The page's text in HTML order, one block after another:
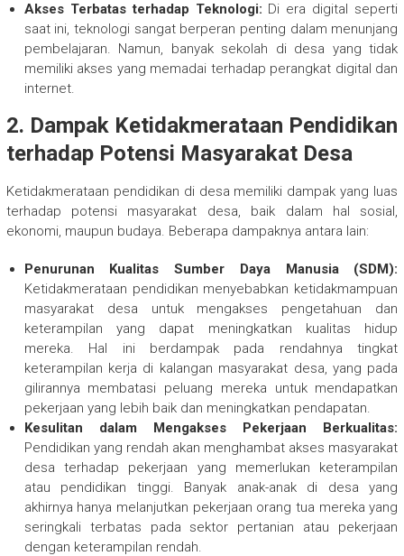
Akses Terbatas terhadap Teknologi: Di era digital seperti
saat ini, teknologi sangat berperan penting dalam menunjang
pembelajaran. Namun, banyak sekolah di desa yang tidak
memiliki akses yang memadai terhadap perangkat digital dan
internet.
2. Dampak Ketidakmerataan Pendidikan
terhadap Potensi Masyarakat Desa
Ketidakmerataan pendidikan di desa memiliki dampak yang luas
terhadap potensi masyarakat desa, baik dalam hal sosial,
ekonomi, maupun budaya. Beberapa dampaknya antara lain:
Penurunan Kualitas Sumber Daya Manusia (SDM):
Ketidakmerataan pendidikan menyebabkan ketidakmampuan
masyarakat desa untuk mengakses pengetahuan dan
keterampilan yang dapat meningkatkan kualitas hidup
mereka. Hal ini berdampak pada rendahnya tingkat
keterampilan kerja di kalangan masyarakat desa, yang pada
gilirannya membatasi peluang mereka untuk mendapatkan
pekerjaan yang lebih baik dan meningkatkan pendapatan.
Kesulitan dalam Mengakses Pekerjaan Berkualitas:
Pendidikan yang rendah akan menghambat akses masyarakat
desa terhadap pekerjaan yang memerlukan keterampilan
atau pendidikan tinggi. Banyak anak-anak di desa yang
akhirnya hanya melanjutkan pekerjaan orang tua mereka yang
seringkali terbatas pada sektor pertanian atau pekerjaan
dengan keterampilan rendah.